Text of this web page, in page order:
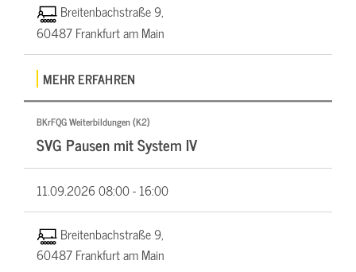
Breitenbachstraße 9,
60487 Frankfurt am Main
MEHR ERFAHREN
BKrFQG Weiterbildungen (K2)
SVG Pausen mit System IV
11.09.202608:00 - 16:00
Breitenbachstraße 9,
60487 Frankfurt am Main